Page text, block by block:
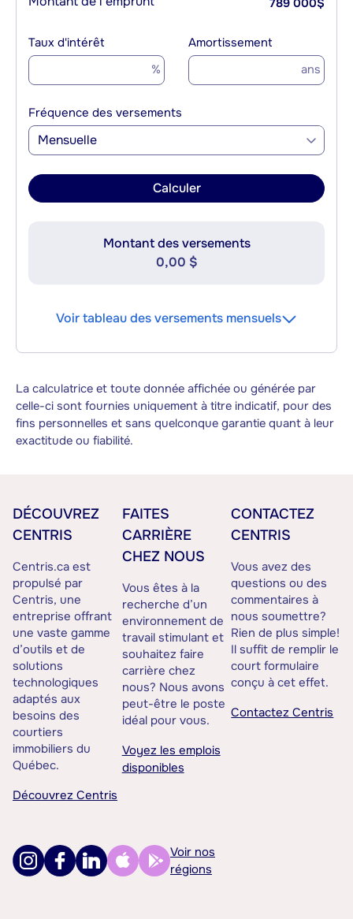
789 000$
Taux d'intérêt
%
Amortissement
ans
Fréquence des versements
Mensuelle
Calculer
Montant des versements
0,00 $
Voir tableau des versements mensuels
La calculatrice et toute donnée affichée ou générée par
celle-ci sont fournies uniquement à titre indicatif, pour des
fins personnelles et sans quelconque garantie quant à leur
exactitude ou fiabilité.
DÉCOUVREZ
CENTRIS
Centris.ca est
propulsé par
Centris, une
entreprise offrant
une vaste gamme
d’outils et de
solutions
technologiques
adaptés aux
besoins des
courtiers
immobiliers du
Québec.
Découvrez Centris
FAITES
CARRIÈRE
CHEZ NOUS
Vous êtes à la
recherche d’un
environnement de
travail stimulant et
souhaitez faire
carrière chez
nous? Nous avons
peut-être le poste
idéal pour vous.
Voyez les emplois
disponibles
CONTACTEZ
CENTRIS
Vous avez des
questions ou des
commentaires à
nous soumettre?
Rien de plus simple!
Il suffit de remplir le
court formulaire
conçu à cet effet.
Contactez Centris
Voir nos
régions